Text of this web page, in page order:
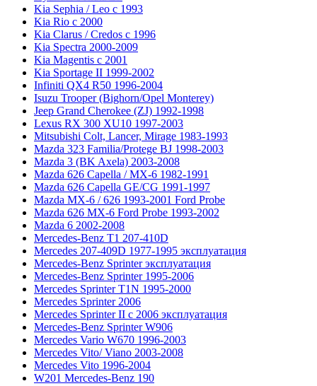
Kia Sephia / Leo с 1993
Kia Rio с 2000
Kia Clarus / Credos с 1996
Kia Spectra 2000-2009
Kia Magentis с 2001
Kia Sportage II 1999-2002
Infiniti QX4 R50 1996-2004
Isuzu Trooper (Bighorn/Opel Monterey)
Jeep Grand Cherokee (ZJ) 1992-1998
Lexus RX 300 XU10 1997-2003
Mitsubishi Colt, Lancer, Mirage 1983-1993
Mazda 323 Familia/Protege BJ 1998-2003
Mazda 3 (BK Axela) 2003-2008
Mazda 626 Capella / MX-6 1982-1991
Mazda 626 Capella GE/CG 1991-1997
Mazda MX-6 / 626 1993-2001 Ford Probe
Mazda 626 MX-6 Ford Probe 1993-2002
Mazda 6 2002-2008
Mercedes-Benz T1 207-410D
Mercedes 207-409D 1977-1995 эксплуатация
Mercedes-Benz Sprinter эксплуатация
Mercedes-Benz Sprinter 1995-2006
Mercedes Sprinter T1N 1995-2000
Mercedes Sprinter 2006
Mercedes Sprinter II с 2006 эксплуатация
Mercedes-Benz Sprinter W906
Mercedes Vario W670 1996-2003
Mercedes Vito/ Viano 2003-2008
Mercedes Vito 1996-2004
W201 Mercedes-Benz 190